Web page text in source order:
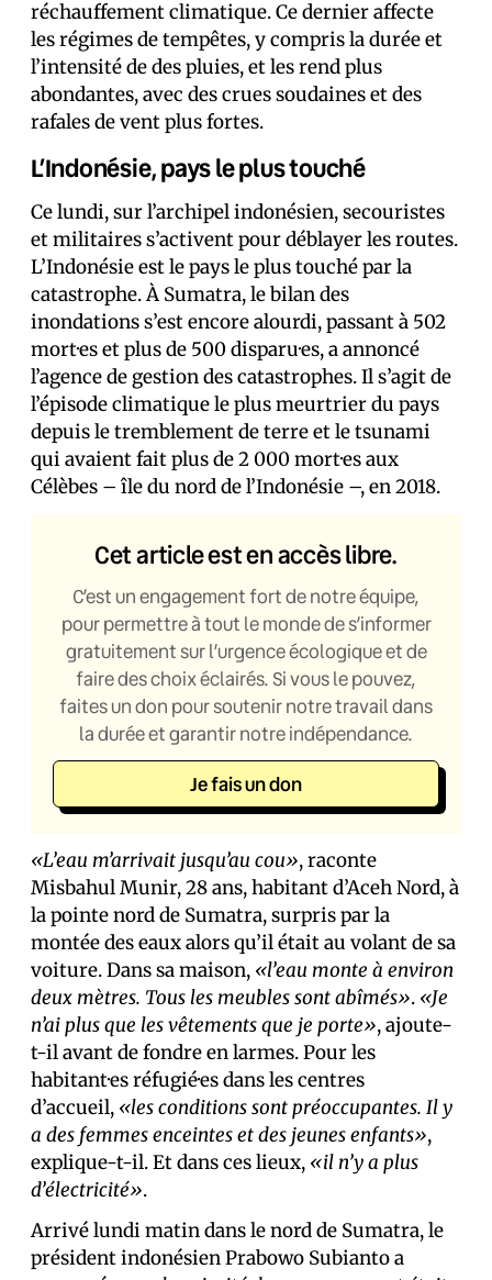
réchauffement climatique. Ce dernier affecte
les régimes de tempêtes, y compris la durée et
l’intensité de des pluies, et les rend plus
abondantes, avec des crues soudaines et des
rafales de vent plus fortes.
L’Indonésie, pays le plus touché
Ce lundi, sur l’archipel indonésien, secouristes
et militaires s’activent pour déblayer les routes.
L’Indonésie est le pays le plus touché par la
catastrophe. À Sumatra, le bilan des
inondations s’est encore alourdi, passant à 502
mort·es et plus de 500 disparu·es, a annoncé
l’agence de gestion des catastrophes. Il s’agit de
l’épisode climatique le plus meurtrier du pays
depuis le tremblement de terre et le tsunami
qui avaient fait plus de 2 000 mort·es aux
Célèbes – île du nord de l’Indonésie –, en 2018.
Cet article est en accès libre.
C’est un engagement fort de notre équipe,
pour permettre à tout le monde de s’informer
gratuitement sur l’urgence écologique et de
faire des choix éclairés. Si vous le pouvez,
faites un don pour soutenir notre travail dans
la durée et garantir notre indépendance.
Je fais un don
«L’eau m’arrivait jusqu’au cou», raconte
Misbahul Munir, 28 ans, habitant d’Aceh Nord, à
la pointe nord de Sumatra, surpris par la
montée des eaux alors qu’il était au volant de sa
voiture. Dans sa maison, «l’eau monte à environ
deux mètres. Tous les meubles sont abîmés». «Je
n’ai plus que les vêtements que je porte», ajoute-
t-il avant de fondre en larmes. Pour les
habitant·es réfugié·es dans les centres
d’accueil, «les conditions sont préoccupantes. Il y
a des femmes enceintes et des jeunes enfants»,
explique-t-il. Et dans ces lieux, «il n’y a plus
d’électricité».
Arrivé lundi matin dans le nord de Sumatra, le
président indonésien Prabowo Subianto a